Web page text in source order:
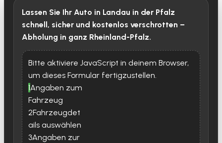
Lassen Sie Ihr Auto in Landau in der Pfalz
schnell, sicher und kostenlos verschrotten –
Abholung in ganz Rheinland-Pfalz.
Bitte aktiviere JavaScript in deinem Browser,
um dieses Formular fertigzustellen.
1Angaben zum
Fahrzeug
2Fahrzeugdet
ails auswählen
3Angaben zur